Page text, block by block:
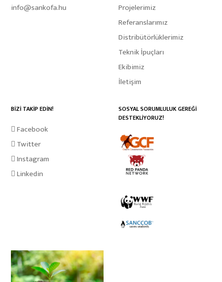
info@sankofa.hu
Projelerimiz
Referanslarımız
Distribütörlüklerimiz
Teknik İpuçları
Ekibimiz
İletişim
BİZİ TAKİP EDİN!
Facebook
Twitter
Instagram
Linkedin
SOSYAL SORUMLULUK GEREĞİ
DESTEKLİYORUZ!